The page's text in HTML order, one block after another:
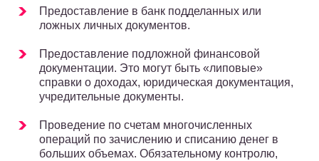
Предоставление в банк подделанных или
ложных личных документов.
Предоставление подложной финансовой
документации. Это могут быть «липовые»
справки о доходах, юридическая документация,
учредительные документы.
Проведение по счетам многочисленных
операций по зачислению и списанию денег в
больших объемах. Обязательному контролю,